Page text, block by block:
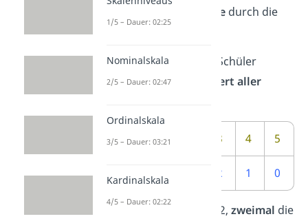
teilst du die Summedurch die
Anzahl der Werte.
Für das Beispiel der fünf Schüler
brauchst du den
Mittelwert aller
Note 1 3 4 5
Anzahl 0 2 1 0
Es gibt zweimaldie Note 2, zweimal die
1/5 – Dauer: 02:25
Nominalskala
2/5 – Dauer: 02:47
Ordinalskala
3/5 – Dauer: 03:21
Kardinalskala
4/5 – Dauer: 02:22